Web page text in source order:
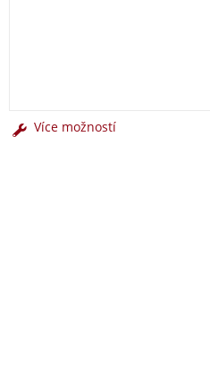
Více možností